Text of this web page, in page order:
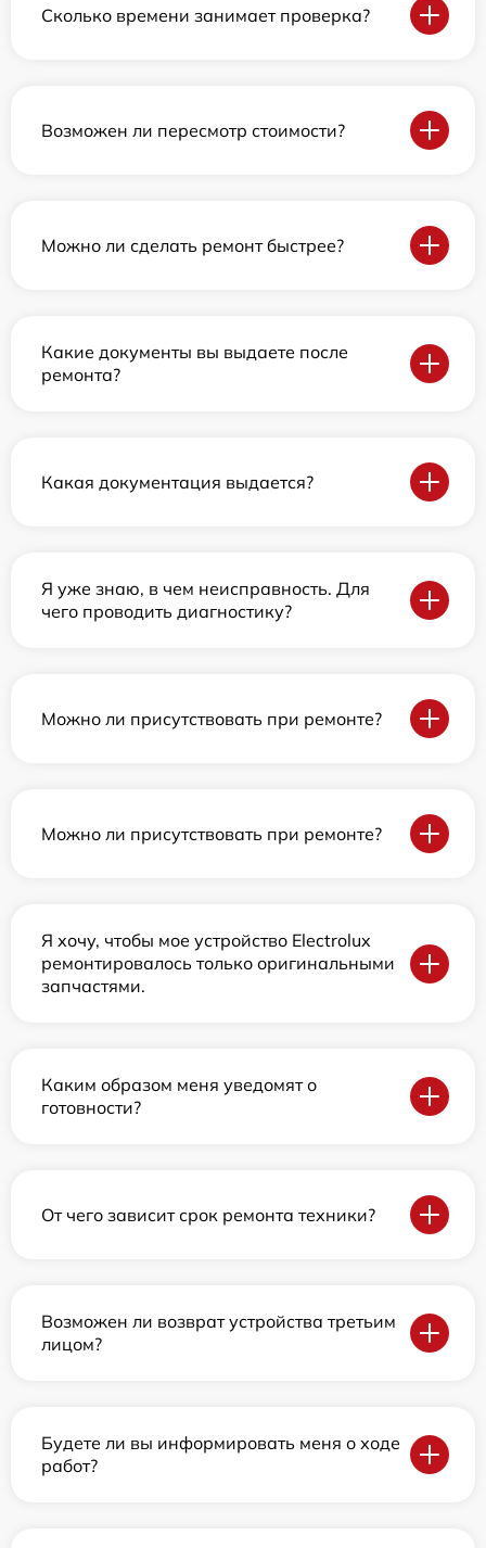
Сколько времени занимает проверка?
Возможен ли пересмотр стоимости?
Можно ли сделать ремонт быстрее?
Какие документы вы выдаете после
ремонта?
Какая документация выдается?
Я уже знаю, в чем неисправность. Для
чего проводить диагностику?
Можно ли присутствовать при ремонте?
Можно ли присутствовать при ремонте?
Я хочу, чтобы мое устройство Electrolux
ремонтировалось только оригинальными
запчастями.
Каким образом меня уведомят о
готовности?
От чего зависит срок ремонта техники?
Возможен ли возврат устройства третьим
лицом?
Будете ли вы информировать меня о ходе
работ?